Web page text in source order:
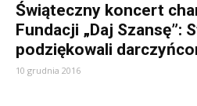
Świąteczny koncert
Fundacji „Daj Szansę”:
podziękowali
10 grudnia 2016